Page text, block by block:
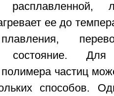
ее до
плавления,
состояние.
частиц
способов.